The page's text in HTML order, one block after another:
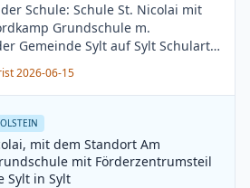
Schule: Schule St. Nicolai mit
Grundschule m.
Gemeinde Sylt auf Sylt Schulart:
Stadt: Nordfriesland
A13 1. Fach: Deutsch
Unbefristet
möglich Besetzungstermin:
15.06.2026
2026-06-15
mit dem Standort Am
mit Förderzentrumsteil
Sylt in Sylt